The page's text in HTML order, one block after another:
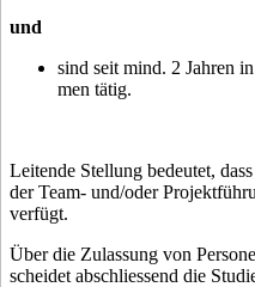
und
sind seit mind. 2 Jah­ren
men tätig.
Leitende Stellung bedeutet,
der Team- und/oder
verfügt.
Über die Zu­las­sung von
schei­det ab­schlies­send die